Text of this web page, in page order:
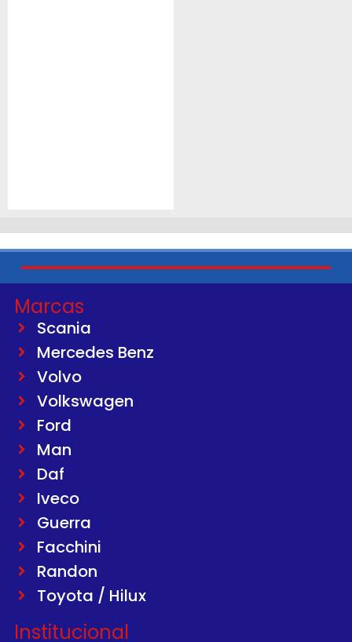
Marcas
Scania
Mercedes Benz
Volvo
Volkswagen
Ford
Man
Daf
Iveco
Guerra
Facchini
Randon
Toyota / Hilux
Institucional